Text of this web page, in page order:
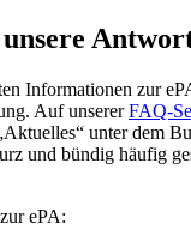
Informationen zur
Auf unsererFAQ-
unter dem
und bündig häufig
ePA: